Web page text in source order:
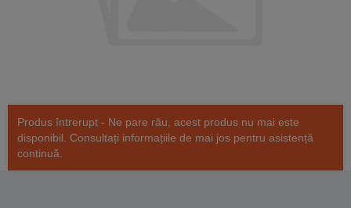
Produs întrerupt - Ne pare rău, acest produs nu mai este
disponibil. Consultați informațiile de mai jos pentru asistență
continuă.